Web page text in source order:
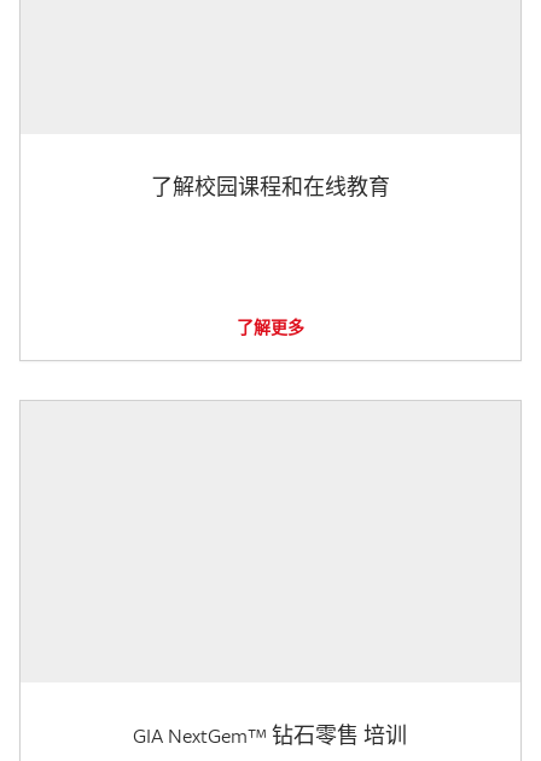
了解校园课程和在线教育
了解更多
GIA NextGem™ 钻石零售 培训